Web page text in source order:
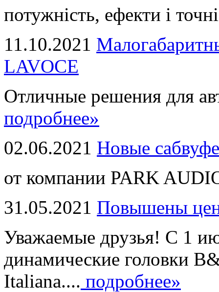
потужність, ефекти і
11.10.2021
LAVOCE
Отличные решения для
подробнее»
02.06.2021 Новые
от компании PARK
31.05.2021 Повышены
Уважаемые друзья! С 1
динамические головки
Italiana.... подробнее»